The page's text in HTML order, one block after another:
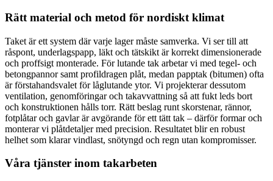
Rätt material och metod för nordiskt klimat
Taket är ett system där varje lager måste samverka. Vi ser till att
råspont, underlagspapp, läkt och tätskikt är korrekt dimensionerade
och proffsigt monterade. För lutande tak arbetar vi med tegel- och
betongpannor samt profildragen plåt, medan papptak (bitumen) ofta
är förstahandsvalet för låglutande ytor. Vi projekterar dessutom
ventilation, genomföringar och takavvattning så att fukt leds bort
och konstruktionen hålls torr. Rätt beslag runt skorstenar, rännor,
fotplåtar och gavlar är avgörande för ett tätt tak – därför formar och
monterar vi plåtdetaljer med precision. Resultatet blir en robust
helhet som klarar vindlast, snötyngd och regn utan kompromisser.
Våra tjänster inom takarbeten